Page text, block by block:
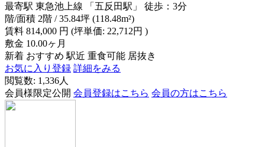
最寄駅 東急池上線 「五反田駅」 徒歩：3分
階/面積 2階 / 35.84坪 (118.48m²)
賃料 814,000 円 (坪単価: 22,712円 )
敷金 10.00ヶ月
新着 おすすめ 駅近 重食可能 居抜き
お気に入り登録 詳細をみる
閲覧数: 1,336人
会員様限定公開 会員登録はこちら 会員の方はこちら